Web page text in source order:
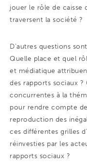
jouer le rôle de caisse
traversent la société ?
D’autres questions
Quelle place et quel
et médiatique
des rapports sociaux
concurrentes à la
pour rendre compte
reproduction des
ces différentes grilles
réinvesties par les
rapports sociaux ?